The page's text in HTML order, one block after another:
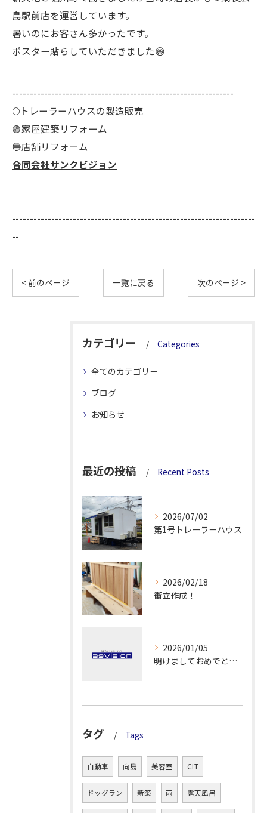
島駅前店を運営しています。
暑いのにお客さん多かったです。
ポスター貼らしていただきました😄
--------------------------------------------------------------
🌕️トレーラーハウスの製造販売
🟢家屋建築リフォーム
🔵店舗リフォーム
合同会社サンクビジョン
--------------------------------------------------------------------
--
< 前のページ 一覧に戻る 次のページ >
カテゴリー Categories
全てのカテゴリー
ブログ
お知らせ
最近の投稿 Recent Posts
2026/07/02
第1号トレーラーハウス
2026/02/18
衝立作成！
2026/01/05
明けましておめでとうございます！
タグ Tags
自動車 向島 美容室 CLT
ドッグラン 新築 雨 露天風呂